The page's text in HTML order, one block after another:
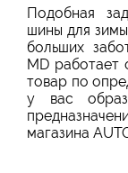
Подобная
шины для
больших
MD работает
товар по
у вас
магазина